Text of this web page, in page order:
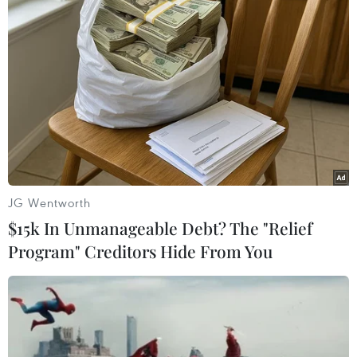
điểm “nghẽn” trong phát triển du lịch ở địa
phương nói riêng, cả nước nói chung chính là ở
chỗ chưa chú trọng nguồn lực nhân sự gián tiếp
và những nhân sự đặc biệt đối với ngành du
Lực lượng lao động làm việc nơi cửa ngõ, sân
bay, nhà ga, nơi công cộng, làm nhiệm vụ đón
cảm về đất nước, con người Việt Nam.
có khi mới chỉ chú trọng chuyên môn mà chưa
chú ý đến thái độ-yếu tố vốn rất quan trọng để
tạo nên cảm giác thân thiện, ấn tượng tốt đẹp
JG Wentworth
$15k In Unmanageable Debt? The "Relief
Program" Creditors Hide From You